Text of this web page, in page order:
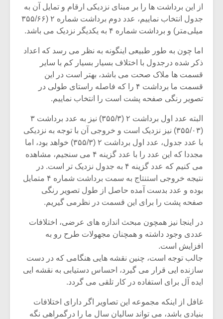
از این برداشت ها را بر مبنای نزدیکی ارقام و تمایل آن به
جدول انتخاب نماییم، عدد دوم برداشت شماره ۲ (۳۵۵/۶۶
میلی‌متر) و برداشت شماره ۴ به یکدیگر نزدیک می باشد.
اما چون به طور طبیعی اینگونه به نظر می رسد که اعداد
ذکر شده درجدول با اختلاف بسیار بسیار کم با سایر
قسمت ها ملاک صحت می باشد، بهتر است در این
قسمت ما برداشت ۴ را که فاصله راستای طولی در
تصویر رنگی صفحه پشت است را انتخاب نماییم.
البته عدد اول برداشت ۲ (۳۵۵/۳) نیز به عدد برداشت ۳
(۳۵۵/۰۳) نیز نزدیک است و خروجی آن با توجه به نزدیکی
با عدد جدول، عدد اول برداشت ۲ (۳۵۵/۳) خواهد بود، اما
مجددا که این عدد را با عدد گزینه ۴ می سنجیم، مشاهده
می کنیم که عدد گزینه ۴ به جدول نزدیک تر است. در
نتیجه خروجی استنتاج به سمت برداشت شماره ۴ متمایل
بوده و عدد بدست آمده حاصل از طول تصویر رنگی
صفحه پشت را برای این قسمت در نظرمی گیریم.
در اینجا نیز همچون مبحث اندازه های عرضی، اختلافات
عددی وجود داشته و همچنان مجهولات طرح رو به
افزایش است.
جالب توجه است، چنین نقشه هایی هنگامی که در دست
سازنده ایی قرار می گیرد، احساس دستیابی به نقشه ایی
ایده آل برای استفاده در کار تلقی می گردد.
غافل از اینکه مجموعه این تصاویر اگر دارای اختلافات
بنیادی باشد، می تواند سالیان سال ما را درگمراهی نگه
میکلوش روژا
یادداشتی بر موسیقی
متن فیلم «متری
شیش و نیم»